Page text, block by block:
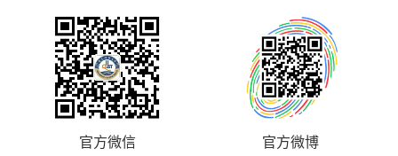
官方微信 官方微博